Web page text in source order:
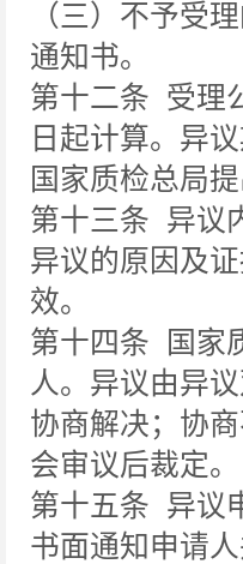
（三）不予受
通知书。
第十二条 受理
日起计算。异
国家质检总局
第十三条 异议
异议的原因及
效。
第十四条 国家
人。异议由异
协商解决；协
会审议后裁定。
第十五条 异议
书面通知申请